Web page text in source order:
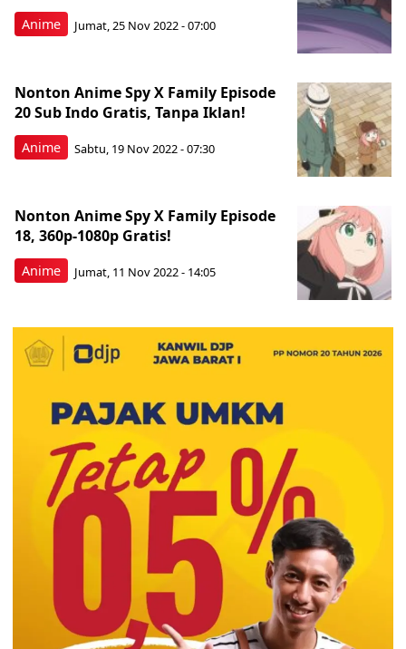
Anime Jumat, 25 Nov 2022 - 07:00
Anime
Nonton Anime Spy X Family Episode
20 Sub Indo Gratis, Tanpa Iklan!
Sabtu, 19 Nov 2022 - 07:30
Anime
Nonton Anime Spy X Family Episode
18, 360p-1080p Gratis!
Jumat, 11 Nov 2022 - 14:05